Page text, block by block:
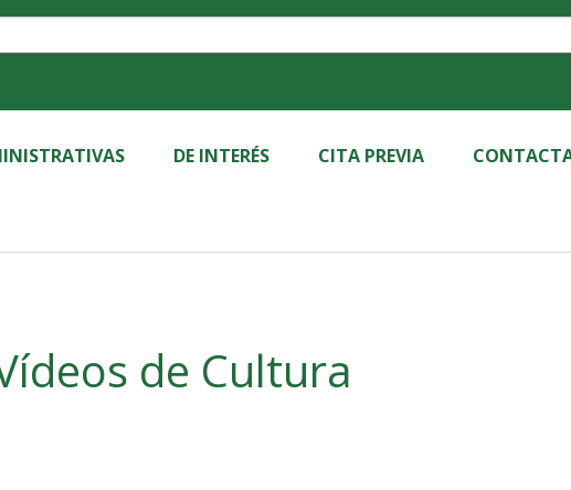
DE INTERÉS CITA PREVIA
de Cultura